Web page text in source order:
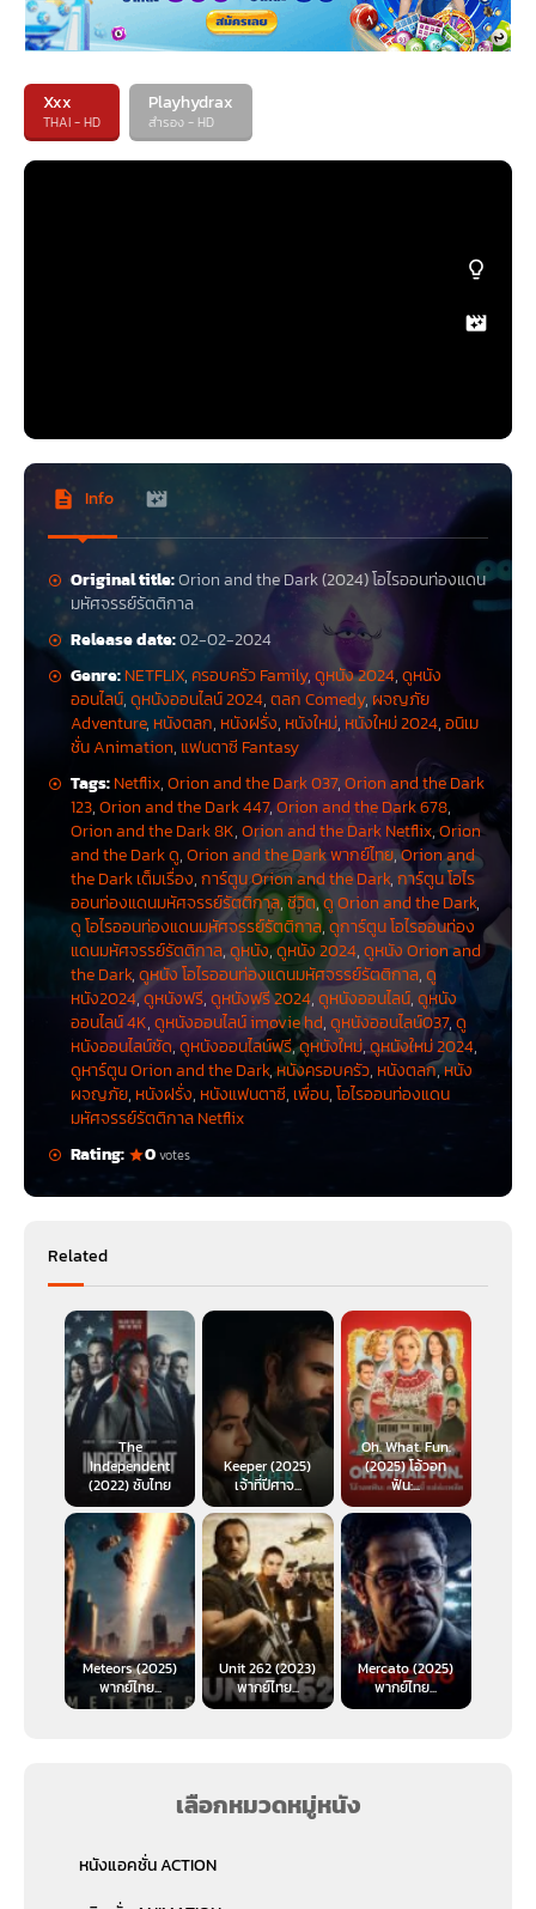
Xxx
THAI - HD
Playhydrax
สำรอง - HD
Info
Original title:Orion and the Dark (2024) โอไรออนท่องแดน
มหัศจรรย์รัตติกาล
Release date:02-02-2024
Genre:NETFLIX, ครอบครัว Family,ดูหนัง 2024,ดูหนัง
ออนไลน์,ดูหนังออนไลน์ 2024,ตลก Comedy,ผจญภัย
Adventure, หนังตลก, หนังฝรั่ง, หนังใหม่, หนังใหม่ 2024,อนิเม
ชั่น Animation, แฟนตาซี Fantasy
Tags:Netflix,Orion and the Dark 037,Orion and the Dark
123,Orion and the Dark 447,Orion and the Dark 678,
Orion and the Dark 8K,Orion and the Dark Netflix,Orion
and the Dark ดู,Orion and the Dark พากย์ไทย,Orion and
the Dark เต็มเรื่อง,การ์ตูน Orion and the Dark,การ์ตูน โอไร
ออนท่องแดนมหัศจรรย์รัตติกาล,ชีวิต,ดู Orion and the Dark,
ดู โอไรออนท่องแดนมหัศจรรย์รัตติกาล,ดูการ์ตูน โอไรออนท่อง
แดนมหัศจรรย์รัตติกาล,ดูหนัง,ดูหนัง 2024,ดูหนัง Orion and
the Dark,ดูหนัง โอไรออนท่องแดนมหัศจรรย์รัตติกาล,ดู
หนัง2024,ดูหนังฟรี,ดูหนังฟรี 2024,ดูหนังออนไลน์,ดูหนัง
ออนไลน์ 4K,ดูหนังออนไลน์ imovie hd,ดูหนังออนไลน์037,ดู
หนังออนไลน์ชัด,ดูหนังออนไลน์ฟรี,ดูหนังใหม่,ดูหนังใหม่ 2024,
ดูหาร์ตูน Orion and the Dark,หนังครอบครัว, หนังตลก,หนัง
ผจญภัย, หนังฝรั่ง, หนังแฟนตาซี, เพื่อน,โอไรออนท่องแดน
มหัศจรรย์รัตติกาล Netflix
Rating:
0votes
Related
The
Independent
(2022) ซับไทย
Keeper (2025)
เจ้าที่ปีศาจ...
Oh. What. Fun.
(2025) โอ้วอท
ฟัน:...
Meteors (2025)
พากย์ไทย...
Unit 262 (2023)
พากย์ไทย...
Mercato (2025)
พากย์ไทย...
เลือกหมวดหมู่หนัง
หนังแอคชั่น ACTION